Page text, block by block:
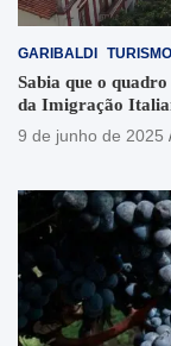
GARIBALDI TURISMO
Sabia que o
da Imigração
9 de junho de 2025